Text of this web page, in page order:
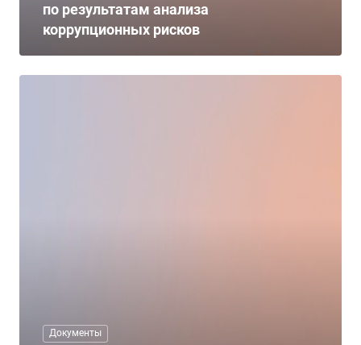
по результатам анализа
коррупционных рисков
Документы